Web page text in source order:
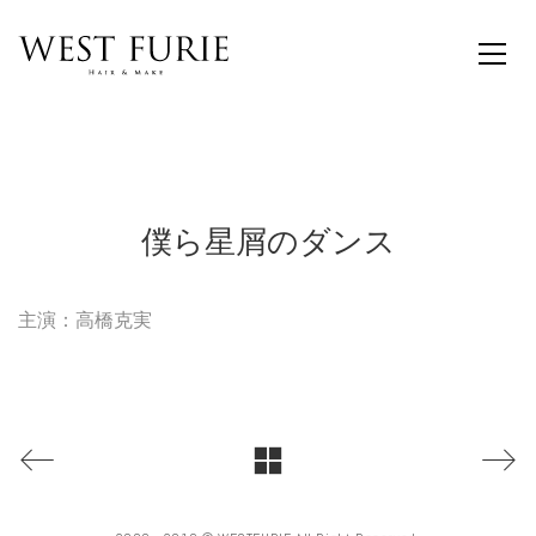
僕ら星屑のダンス
主演：高橋克実